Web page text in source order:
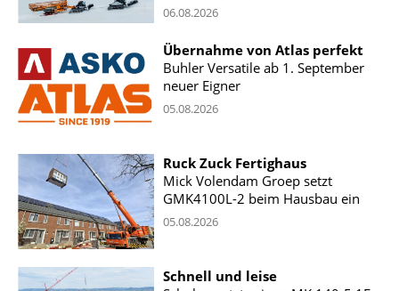
06.08.2026
Übernahme von Atlas perfekt
Buhler Versatile ab 1. September
neuer Eigner
05.08.2026
Ruck Zuck Fertighaus
Mick Volendam Groep setzt
GMK4100L-2 beim Hausbau ein
05.08.2026
Schnell und leise